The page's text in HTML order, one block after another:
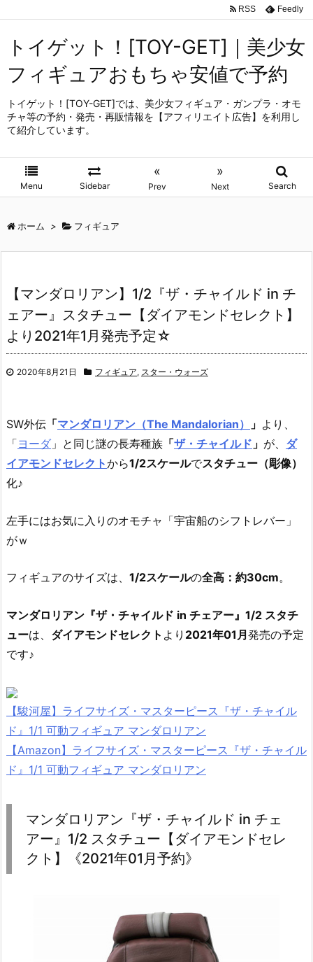
トイゲット！[TOY-GET]｜美少女
フィギュアおもちゃ安値で予約
トイゲット！[TOY-GET]では、美少女フィギュア・ガンプラ・オモ
チャ等の予約・発売・再販情報を【アフィリエイト広告】を利用し
て紹介しています。
Menu Sidebar
«
Prev
»
Next Search
RSS Feedly
ホーム > フィギュア
【マンダロリアン】1/2『ザ・チャイルド in チ
ェアー』スタチュー【ダイアモンドセレクト】
より2021年1月発売予定☆
2020年8月21日 フィギュア, スター・ウォーズ
SW外伝 「マンダロリアン（The Mandalorian） 」 より、
「ヨーダ 」と同じ謎の長寿種族 「ザ・チャイルド 」 が、 ダ
イアモンドセレクトから1/2スケールでスタチュー（彫像）
化♪
左手にはお気に入りのオモチャ「宇宙船のシフトレバー」
がｗ
フィギュアのサイズは、 1/2スケールの全高：約30cm。
マンダロリアン『ザ・チャイルド in チェアー』1/2 スタチ
ューは、 ダイアモンドセレクト より 2021年01月発売の予定
です♪
【駿河屋】ライフサイズ・マスターピース『ザ・チャイル
ド』1/1 可動フィギュア マンダロリアン
【Amazon】ライフサイズ・マスターピース『ザ・チャイル
ド』1/1 可動フィギュア マンダロリアン
マンダロリアン『ザ・チャイルド in チェ
アー』1/2 スタチュー【ダイアモンドセレ
クト】《2021年01月予約》